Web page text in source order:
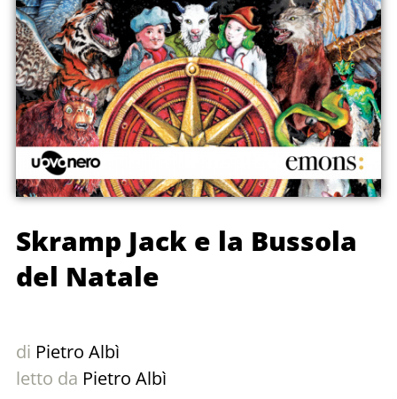
Skramp Jack e la Bussola
del Natale
di Pietro Albì
letto da Pietro Albì